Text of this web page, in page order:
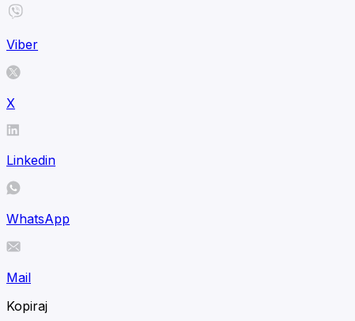
Viber
X
Linkedin
WhatsApp
Mail
Kopiraj